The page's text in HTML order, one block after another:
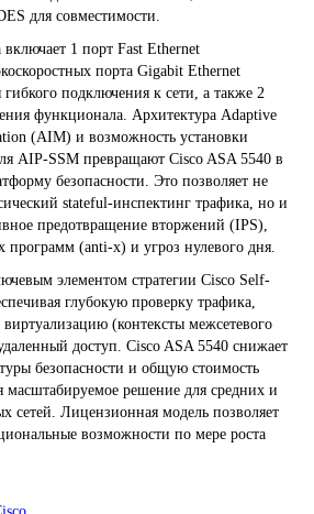
для совместимости.
1 порт Fast Ethernet
порта Gigabit Ethernet
подключения к сети, а также 2
функционала. Архитектура Adaptive
(AIM) и возможность установки
AIP-SSM превращают Cisco ASA 5540 в
безопасности. Это позволяет не
stateful-инспектинг трафика, но и
предотвращение вторжений (IPS),
программ (anti-x) и угроз нулевого дня.
элементом стратегии Cisco Self-
глубокую проверку трафика,
(контексты межсетевого
доступ. Cisco ASA 5540 снижает
безопасности и общую стоимость
масштабируемое решение для средних и
сетей. Лицензионная модель позволяет
возможности по мере роста